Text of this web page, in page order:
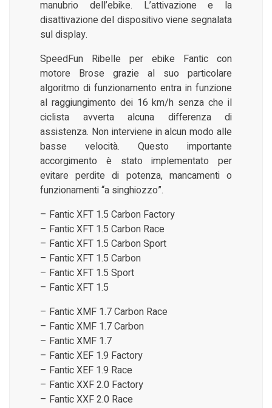
manubrio dell’ebike. L’attivazione e la
disattivazione del dispositivo viene segnalata
sul display.
SpeedFun Ribelle per ebike Fantic con
motore Brose grazie al suo particolare
algoritmo di funzionamento entra in funzione
al raggiungimento dei 16 km/h senza che il
ciclista avverta alcuna differenza di
assistenza. Non interviene in alcun modo alle
basse velocità. Questo importante
accorgimento è stato implementato per
evitare perdite di potenza, mancamenti o
funzionamenti “a singhiozzo”.
– Fantic XFT 1.5 Carbon Factory
– Fantic XFT 1.5 Carbon Race
– Fantic XFT 1.5 Carbon Sport
– Fantic XFT 1.5 Carbon
– Fantic XFT 1.5 Sport
– Fantic XFT 1.5
– Fantic XMF 1.7 Carbon Race
– Fantic XMF 1.7 Carbon
– Fantic XMF 1.7
– Fantic XEF 1.9 Factory
– Fantic XEF 1.9 Race
– Fantic XXF 2.0 Factory
– Fantic XXF 2.0 Race